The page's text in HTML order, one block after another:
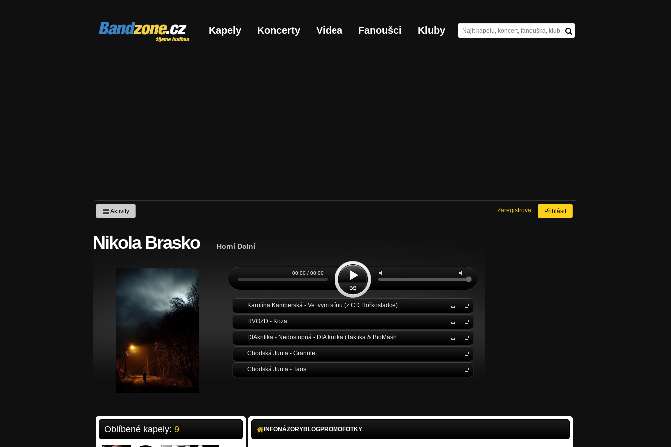
Bandzone.cz
žijeme hudbou Kapely Koncerty Videa Fanoušci Kluby
Aktivity Přihlásit
Zaregistrovat
Nikola Brasko Horní Dolní
00:00 / 00:00
Karolína Kamberská - Ve tvym stínu (z CD Hořkosladce)
HVOZD - Koza
DIAkritika - Nedostupná - DIA kritika (Taktika & BioMasha) prod. Fogosh
Chodská Junta - Granule
Chodská Junta - Taus
Oblíbené kapely: 9 INFONÁZORYBLOGPROMOFOTKY